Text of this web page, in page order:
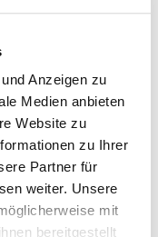
Anzeigen zu
Medien anbieten
Website zu
zu Ihrer
Partner für
weiter. Unsere
mit
bereitgestellt
bei